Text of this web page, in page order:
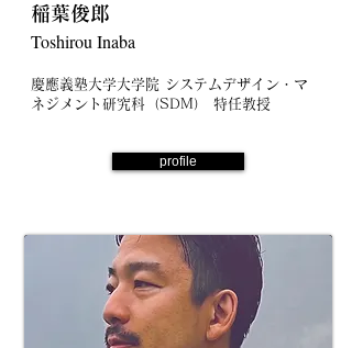
稲葉俊郎
Toshirou Inaba
慶應義塾大学大学院 システムデザイン・マ
ネジメント研究科（SDM） 特任教授
profile